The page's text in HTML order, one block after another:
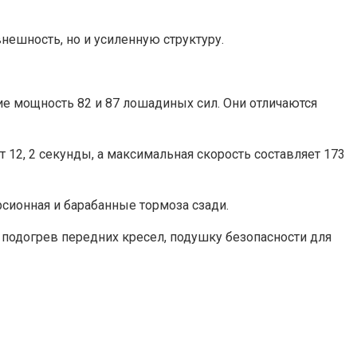
но и усиленную структуру.
мощность 82 и 87 лошадиных сил. Они отличаются
2 секунды, а максимальная скорость составляет 173
и барабанные тормоза сзади.
передних кресел, подушку безопасности для